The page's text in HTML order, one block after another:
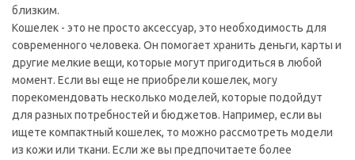
близким.
Кошелек - это не просто аксессуар, это необходимость для
современного человека. Он помогает хранить деньги, карты и
другие мелкие вещи, которые могут пригодиться в любой
момент. Если вы еще не приобрели кошелек, могу
порекомендовать несколько моделей, которые подойдут
для разных потребностей и бюджетов. Например, если вы
ищете компактный кошелек, то можно рассмотреть модели
из кожи или ткани. Если же вы предпочитаете более